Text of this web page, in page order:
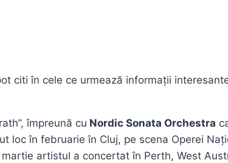
citi în cele ce urmează informații
împreună cu Nordic Sonata Orchestra
loc în februarie în Cluj, pe scena Operei
artistul a concertat în Perth, West